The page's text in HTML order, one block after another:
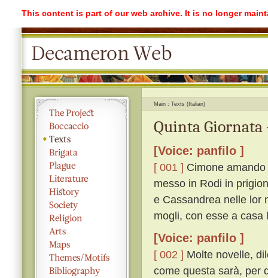
This content is part of our web archive. It is no longer
Main Texts (Italian)
Quinta
[Voice: panfilo ]
[ 001 ] Cimone
messo in Rodi in
e Cassandrea nelle lor
mogli, con esse a casa
[Voice: panfilo ]
[ 002 ] Molte novelle,
come questa sarà, per